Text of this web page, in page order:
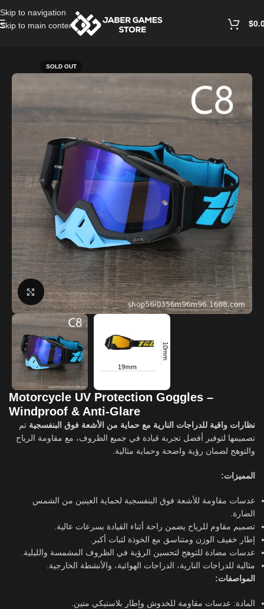
Skip to navigation
Skip to main content
$
SOLD OUT
Click to enlarge
Motorcycle UV Protection Goggles –
Windproof & Anti-Glare
نظارات واقية للدراجات النارية مع حماية من الأشعة فوق البنفسجية تم
تصميمها لتوفير أفضل تجربة قيادة في جميع الظروف، مع مقاومة الرياح
والتوهج لضمان رؤية واضحة وحماية مثالية.
المميزات:
عدسات مقاومة للأشعة فوق البنفسجية لحماية العينين من الشمس
الضارة.
تصميم مقاوم للرياح يضمن راحة أثناء القيادة بسرعات عالية.
إطار خفيف الوزن ومتناسق مع الخوذة لثبات أكبر.
عدسات مضادة للتوهج لتحسين الرؤية في الظروف المشمسة والليلية.
مثالية للدراجات النارية، الدراجات الهوائية، والأنشطة الخارجية.
المواصفات:
المادة: عدسات مقاومة للخدوش وإطار بلاستيكي متين.